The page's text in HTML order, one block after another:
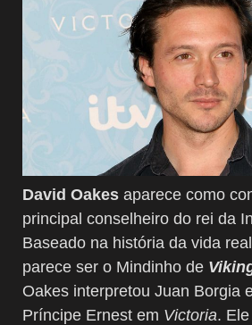
David Oakes aparece como
principal conselheiro do rei da
Baseado na história da vida
parece ser o Mindinho de
Oakes interpretou Juan Borgia
Príncipe Ernest em Victoria.